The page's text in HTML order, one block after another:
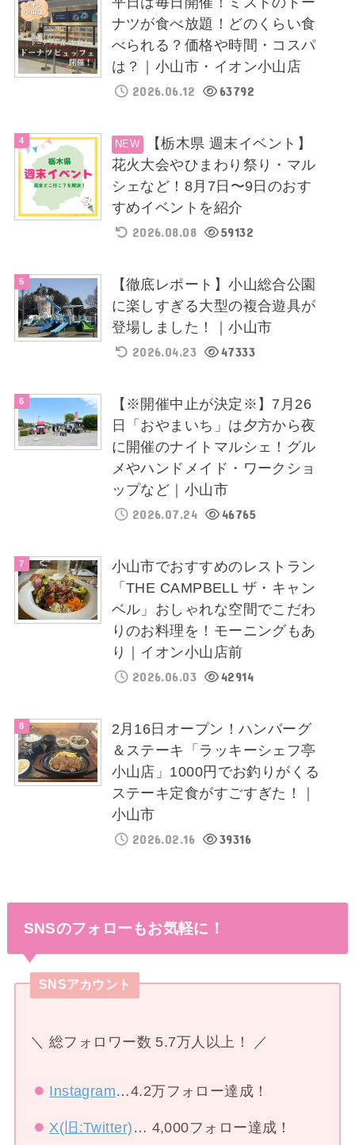
ナツが食べ放題！どのくらい食
べられる？価格や時間・コスパ
は？｜小山市・イオン小山店
2026.06.12 63792
【栃木県 週末イベント】
花火大会やひまわり祭り・マル
シェなど！8月7日〜9日のおす
すめイベントを紹介
2026.08.08 59132
【徹底レポート】小山総合公園
に楽しすぎる大型の複合遊具が
登場しました！｜小山市
2026.04.23 47333
【※開催中止が決定※】7月26
日「おやまいち」は夕方から夜
に開催のナイトマルシェ！グル
メやハンドメイド・ワークショ
ップなど｜小山市
2026.07.24 46765
小山市でおすすめのレストラン
「THE CAMPBELL ザ・キャン
ベル」おしゃれな空間でこだわ
りのお料理を！モーニングもあ
り｜イオン小山店前
2026.06.03 42914
2月16日オープン！ハンバーグ
＆ステーキ「ラッキーシェフ亭
小山店」1000円でお釣りがくる
ステーキ定食がすごすぎた！｜
小山市
2026.02.16 39316
SNSのフォローもお気軽に！
SNSアカウント
＼ 総フォロワー数 5.7万人以上！ ／
Instagram…4.2万フォロー達成！
X(旧:Twitter) … 4,000フォロー達成！